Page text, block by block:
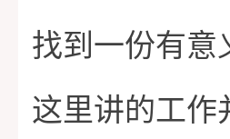
找到一份有意
这里讲的工作